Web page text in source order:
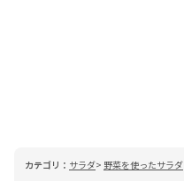
カテゴリ： サラダ 野菜を使ったサラダ